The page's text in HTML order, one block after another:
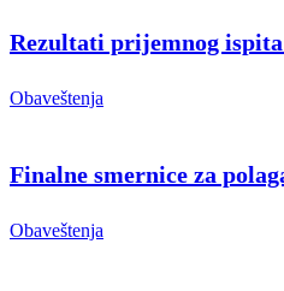
Rezultati prijemnog
Obaveštenja
Finalne smernice za
Obaveštenja